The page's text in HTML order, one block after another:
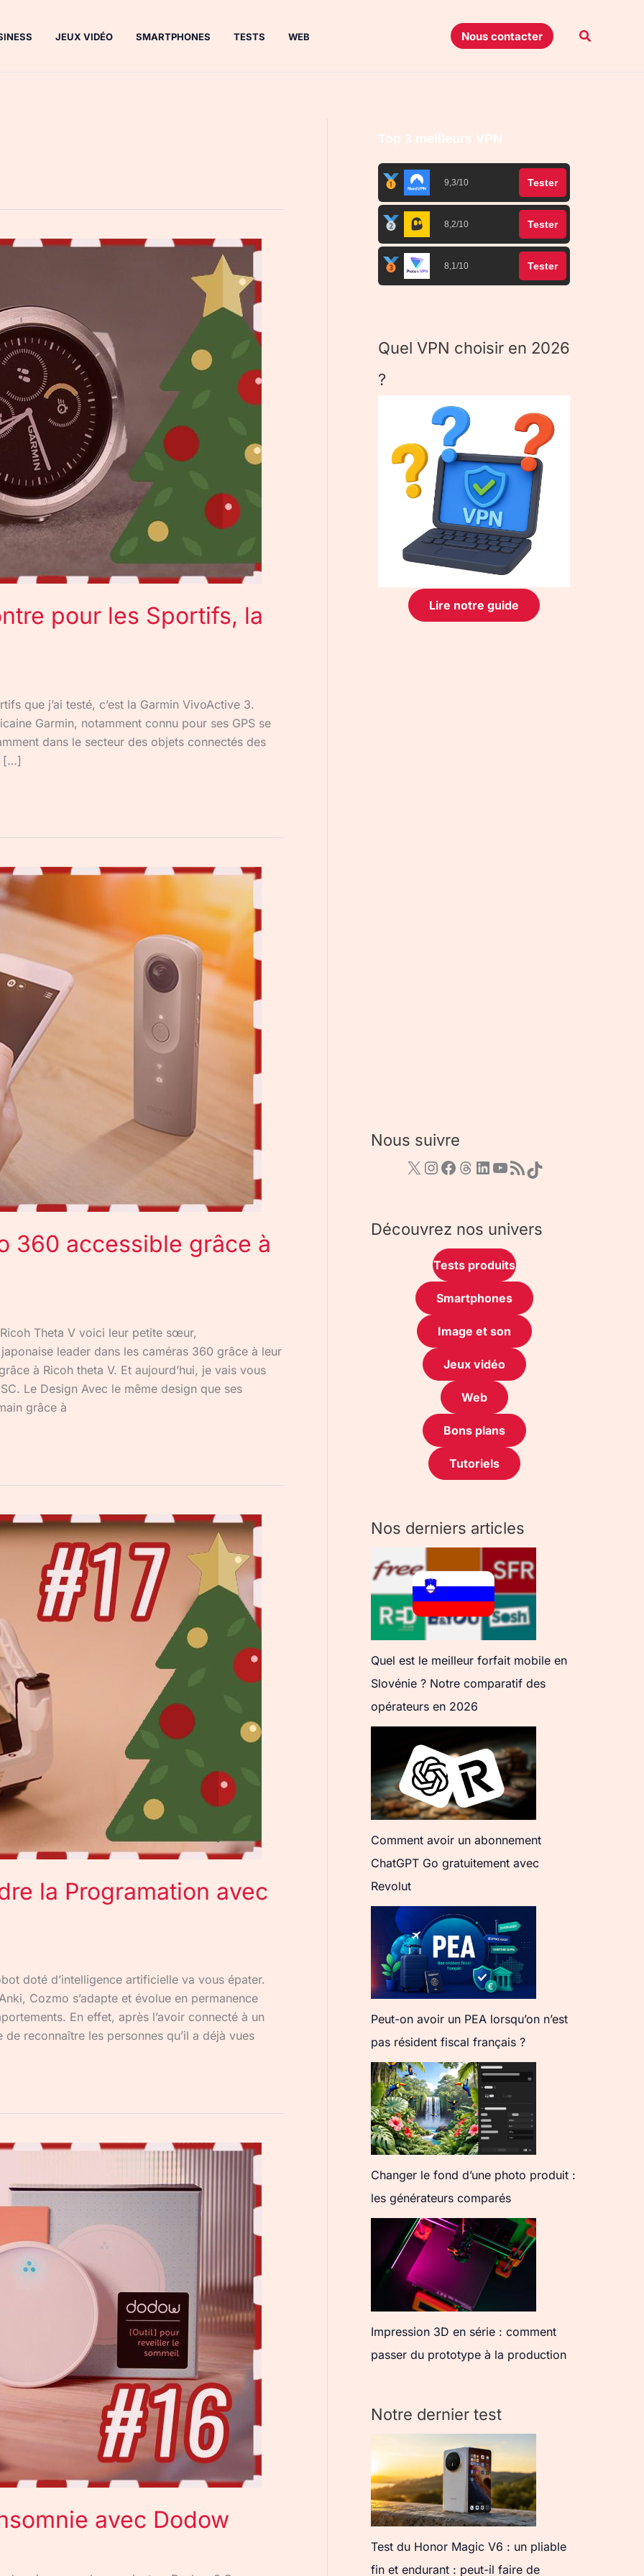
JEUX VIDÉO SMARTPHONES TESTS WEB Nous contacter
pour les Sportifs, la
que j’ai testé, c’est la Garmin VivoActive 3.
notamment connu pour ses GPS se
dans le secteur des objets connectés des
[…]
360 accessible grâce à
Theta V voici leur petite sœur,
leader dans les caméras 360 grâce à leur
à Ricoh theta V. Et aujourd’hui, je vais vous
Le Design Avec le même design que ses
grâce à
la Programation avec
doté d’intelligence artificielle va vous épater.
Cozmo s’adapte et évolue en permanence
En effet, après l’avoir connecté à un
reconnaître les personnes qu’il a déjà vues
avec Dodow
Top 3 meilleurs VPN
9,3/10 Tester
8,2/10 Tester
8,1/10 Tester
Quel VPN choisir en 2026
?
Lire notre guide
Nous suivre
Découvrez nos univers
Tests produits
Smartphones
Image et son
Jeux vidéo
Web
Bons plans
Tutoriels
Nos derniers articles
Quel est le meilleur forfait mobile en
Slovénie ? Notre comparatif des
opérateurs en 2026
Comment avoir un abonnement
ChatGPT Go gratuitement avec
Revolut
Peut-on avoir un PEA lorsqu’on n’est
pas résident fiscal français ?
Changer le fond d’une photo produit :
les générateurs comparés
Impression 3D en série : comment
passer du prototype à la production
Notre dernier test
Test du Honor Magic V6 : un pliable
fin et endurant : peut-il faire de